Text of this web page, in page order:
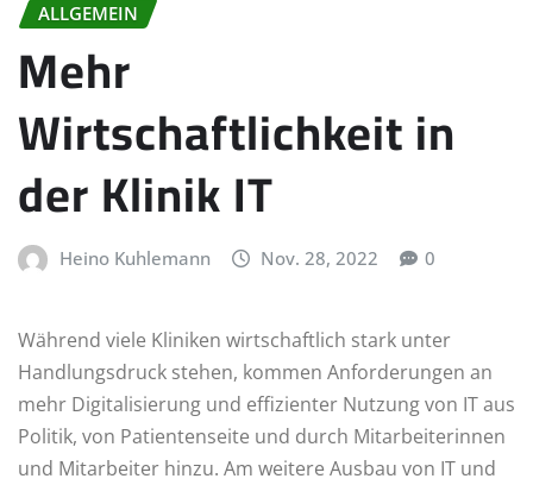
ALLGEMEIN
Mehr
Wirtschaftlichkeit in
der Klinik IT
Heino Kuhlemann Nov. 28, 2022 0
Während viele Kliniken wirtschaftlich stark unter
Handlungsdruck stehen, kommen Anforderungen an
mehr Digitalisierung und effizienter Nutzung von IT aus
Politik, von Patientenseite und durch Mitarbeiterinnen
und Mitarbeiter hinzu. Am weitere Ausbau von IT und